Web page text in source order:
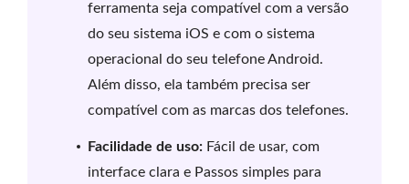
ferramenta seja compatível com a versão
do seu sistema iOS e com o sistema
operacional do seu telefone Android.
Além disso, ela também precisa ser
compatível com as marcas dos telefones.
Facilidade de uso: Fácil de usar, com
interface clara e Passos simples para